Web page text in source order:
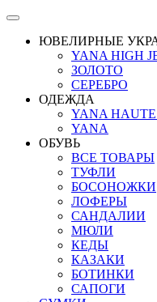
ЮВЕЛИРНЫЕ
YANA HIGH
ЗОЛОТО
СЕРЕБРО
ОДЕЖДА
YANA
YANA
ОБУВЬ
ВСЕ ТОВАРЫ
ТУФЛИ
БОСОНОЖКИ
ЛОФЕРЫ
САНДАЛИИ
МЮЛИ
КЕДЫ
КАЗАКИ
БОТИНКИ
САПОГИ